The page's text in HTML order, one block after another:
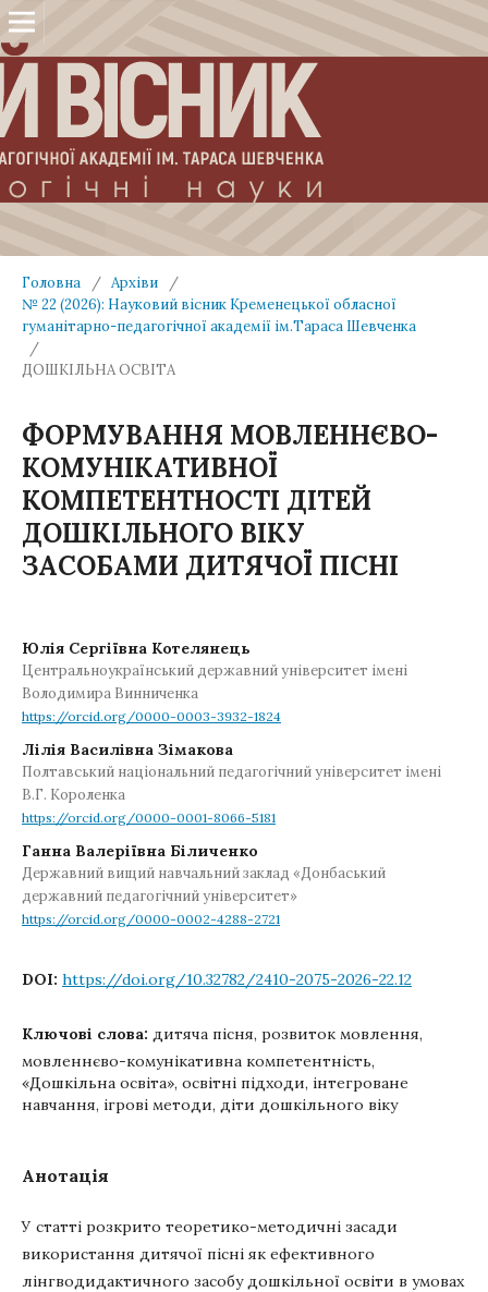
Головна / Архіви
/
№ 22 (2026): Науковий вісник Кременецької обласної
гуманітарно-педагогічної академії ім.Тараса Шевченка
/
ДОШКІЛЬНА ОСВІТА
ФОРМУВАННЯ МОВЛЕННЄВО-
КОМУНІКАТИВНОЇ
КОМПЕТЕНТНОСТІ ДІТЕЙ
ДОШКІЛЬНОГО ВІКУ
ЗАСОБАМИ ДИТЯЧОЇ ПІСНІ
Юлія Сергіївна Котелянець
Центральноукраїнський державний університет імені
Володимира Винниченка
https://orcid.org/0000-0003-3932-1824
Лілія Василівна Зімакова
Полтавський національний педагогічний університет імені
В.Г. Короленка
https://orcid.org/0000-0001-8066-5181
Ганна Валеріївна Біличенко
Державний вищий навчальний заклад «Донбаський
державний педагогічний університет»
https://orcid.org/0000-0002-4288-2721
DOI: https://doi.org/10.32782/2410-2075-2026-22.12
Ключові слова: дитяча пісня, розвиток мовлення,
мовленнєво-комунікативна компетентність,
«Дошкільна освіта», освітні підходи, інтегроване
навчання, ігрові методи, діти дошкільного віку
Анотація
У статті розкрито теоретико-методичні засади
використання дитячої пісні як ефективного
лінгводидактичного засобу дошкільної освіти в умовах